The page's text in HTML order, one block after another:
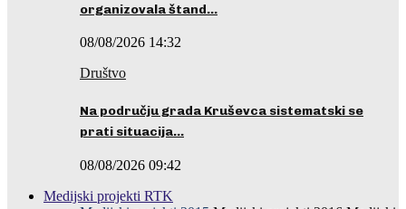
organizovala štand…
08/08/2026 14:32
Društvo
Na području grada Kruševca sistematski se
prati situacija…
08/08/2026 09:42
Medijski projekti RTK